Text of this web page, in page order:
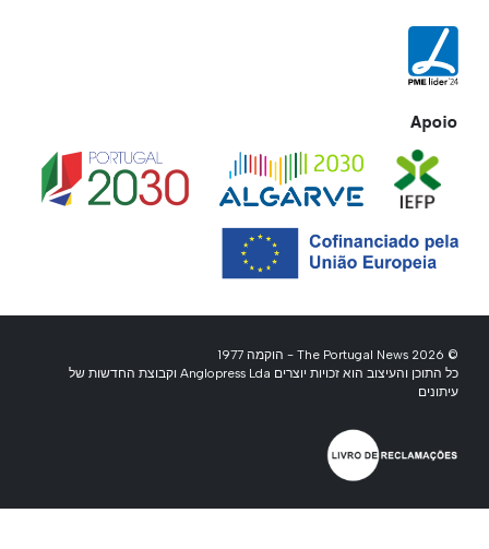
Apoio
© 2026 The Portugal News - הוקמה 1977
כל התוכן והעיצוב הוא זכויות יוצרים Anglopress Lda וקבוצת החדשות של
עיתונים